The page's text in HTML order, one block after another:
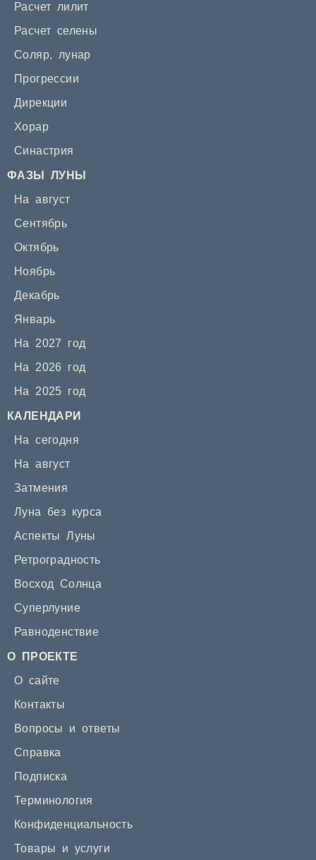
Расчет лилит
Расчет селены
Соляр, лунар
Прогрессии
Дирекции
Хорар
Синастрия
ФАЗЫ ЛУНЫ
На август
Сентябрь
Октябрь
Ноябрь
Декабрь
Январь
На 2027 год
На 2026 год
На 2025 год
КАЛЕНДАРИ
На сегодня
На август
Затмения
Луна без курса
Аспекты Луны
Ретроградность
Восход Солнца
Суперлуние
Равноденствие
О ПРОЕКТЕ
О сайте
Контакты
Вопросы и ответы
Справка
Подписка
Терминология
Конфиденциальность
Товары и услуги